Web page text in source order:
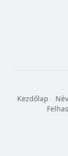
Kezdőlap